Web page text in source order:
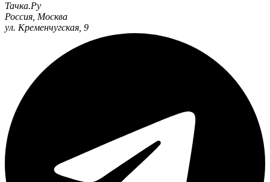
Тачка.Ру
Россия Москва
ул. Кременчугская, 9